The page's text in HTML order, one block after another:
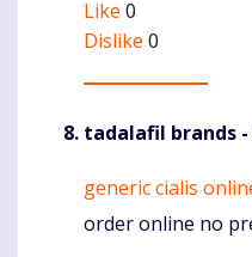
Like 0
Dislike 0
tadalafil brands
Komentaras
generic cialis
order online no